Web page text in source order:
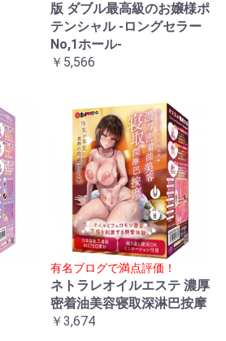
版 ダブル最高級のお嬢様ポ
テンシャル -ロングセラー
No,1ホール-
￥5,566
有名ブログで満点評価！
ネトラレオイルエステ 濃厚
密着油美容寝取深淋巴按摩
￥3,674